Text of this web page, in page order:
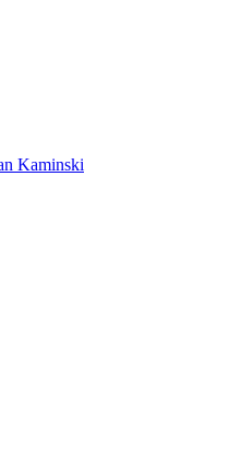
Kaminski